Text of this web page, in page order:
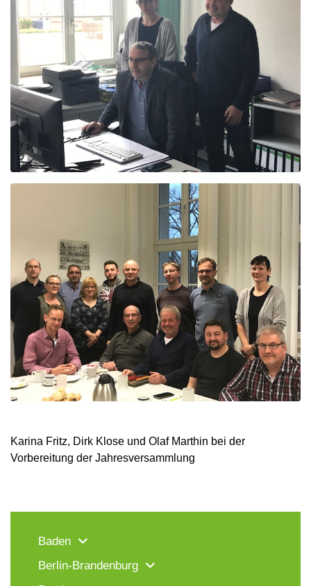
Karina Fritz, Dirk Klose und Olaf Marthin bei der
Vorbereitung der Jahresversammlung
Baden
Berlin-Brandenburg